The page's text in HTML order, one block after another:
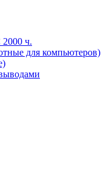
ч.
для компьютеров)